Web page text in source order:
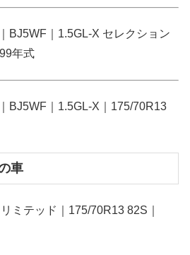
BJ5WF｜1.5GL-X セレクション
年式
BJ5WF｜1.5GL-X｜175/70R13
車
ミテッド｜175/70R13 82S｜